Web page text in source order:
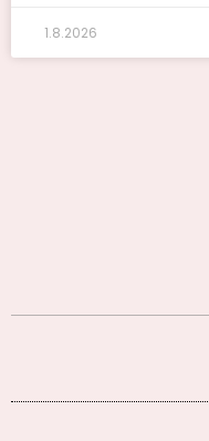
1.8.2026